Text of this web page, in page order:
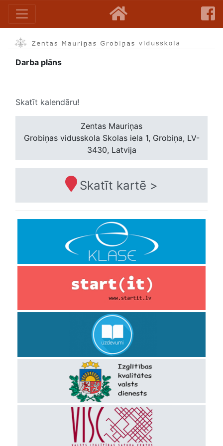
Darba plāns
Skatīt kalendāru!
Zentas Mauriņas
Grobiņas vidusskola Skolas iela 1, Grobiņa, LV-
3430, Latvija
Skatīt kartē >